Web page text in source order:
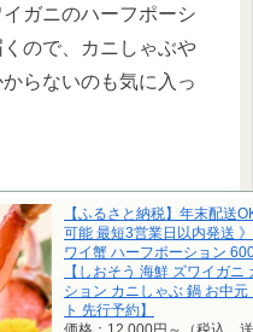
ガニのハーフポーシ
ので、カニしゃぶや
らないのも気に入っ
【ふるさと納税】年末配送
可能 最短3営業日以内発送
ワイ蟹 ハーフポーション
【しおそう 海鮮 ズワイガニ
ション カニしゃぶ 鍋 お中元
ト 先行予約】